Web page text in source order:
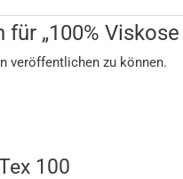
„100%
veröffentlichen zu können.
100